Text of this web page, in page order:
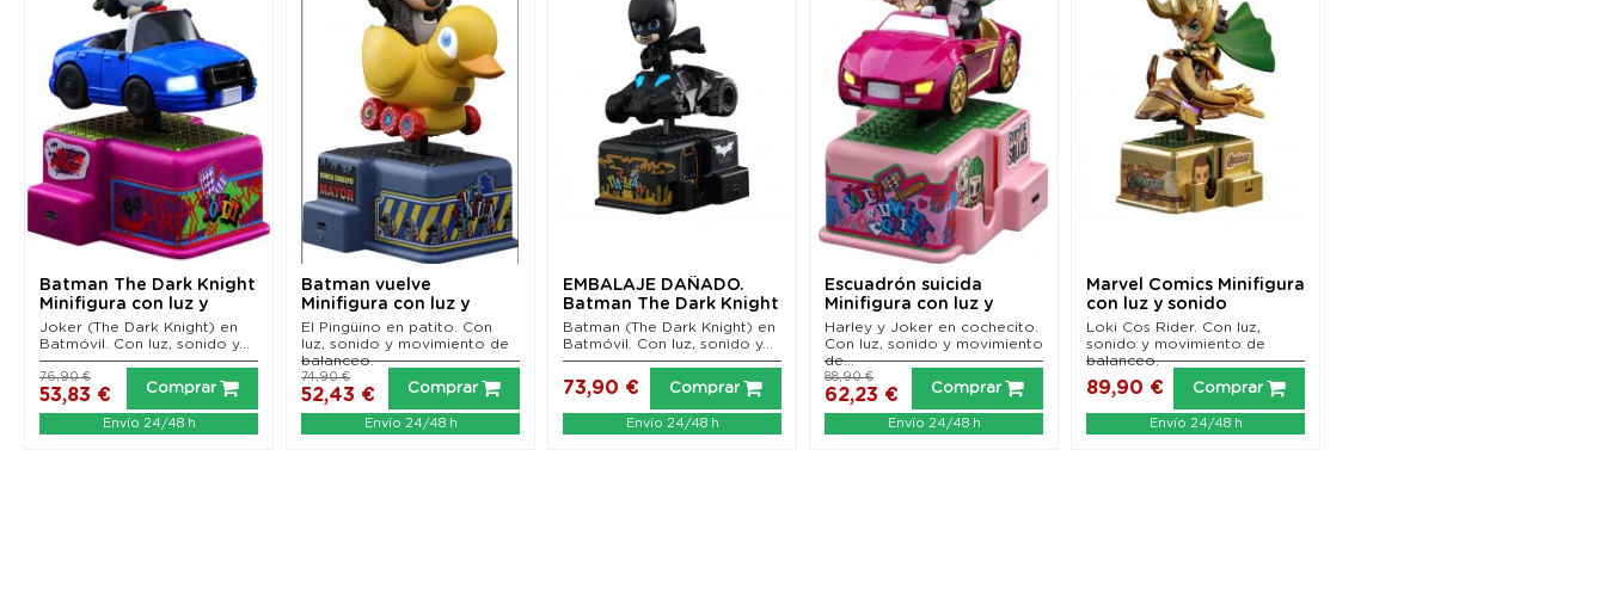
Batman The Dark Knight
Minifigura con luz y
sonido CosRider...
Joker (The Dark Knight) en
Batmóvil. Con luz, sonido y...
53,83 €
76,90 €
Comprar
Envío 24/48 h
Batman vuelve
Minifigura con luz y
sonido CosRider The...
El Pingüino en patito. Con
luz, sonido y movimiento de
balanceo.
52,43 €
74,90 €
Comprar
Envío 24/48 h
EMBALAJE DAÑADO.
Batman The Dark Knight
Minifigura con luz y...
Batman (The Dark Knight) en
Batmóvil. Con luz, sonido y...
73,90 € Comprar
Envío 24/48 h
Escuadrón suicida
Minifigura con luz y
sonido CosRider The...
Harley y Joker en cochecito.
Con luz, sonido y movimiento
de...
62,23 €
88,90 €
Comprar
Envío 24/48 h
Marvel Comics Minifigura
con luz y sonido
CosRider Loki Hot...
Loki Cos Rider. Con luz,
sonido y movimiento de
balanceo.
89,90 € Comprar
Envío 24/48 h